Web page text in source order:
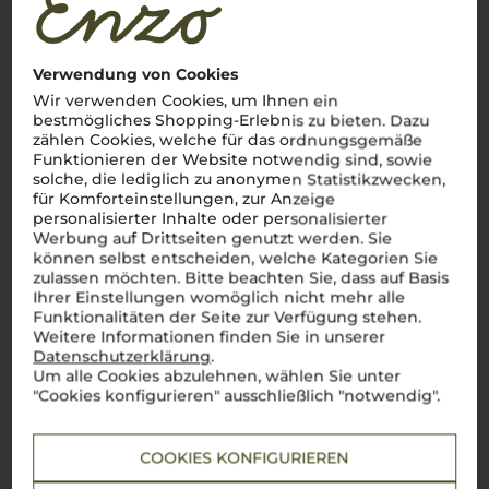
Verwendung von Cookies
Wir verwenden Cookies, um Ihnen ein
bestmögliches Shopping-Erlebnis zu bieten. Dazu
zählen Cookies, welche für das ordnungsgemäße
Funktionieren der Website notwendig sind, sowie
solche, die lediglich zu anonymen Statistikzwecken,
für Komforteinstellungen, zur Anzeige
personalisierter Inhalte oder personalisierter
Werbung auf Drittseiten genutzt werden. Sie
können selbst entscheiden, welche Kategorien Sie
zulassen möchten. Bitte beachten Sie, dass auf Basis
Ihrer Einstellungen womöglich nicht mehr alle
Funktionalitäten der Seite zur Verfügung stehen.
Weitere Informationen finden Sie in unserer
Datenschutzerklärung.
Um alle Cookies abzulehnen, wählen Sie unter
"Cookies konfigurieren" ausschließlich "notwendig".
COOKIES KONFIGURIEREN
Über die Rebsorte
Sangiovese
Klassiker der toskanischen Weinkultur – elegant, vielseitig
und unverwechselbar